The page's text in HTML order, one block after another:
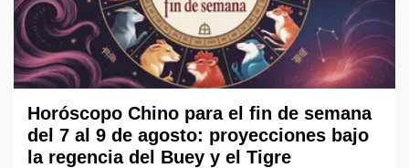
Horóscopo Chino para el fin de semana
del 7 al 9 de agosto: proyecciones bajo
la regencia del Buey y el Tigre